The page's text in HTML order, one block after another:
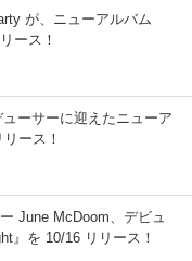
が、ニューアルバム
ース！
ーサーに迎えたニューア
ース！
June McDoom、デビュ
』を 10/16 リリース！